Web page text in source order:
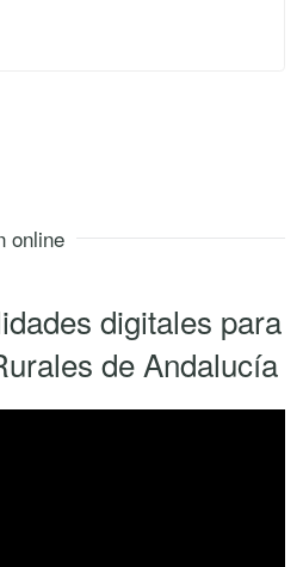
online
digitales para
de Andalucía